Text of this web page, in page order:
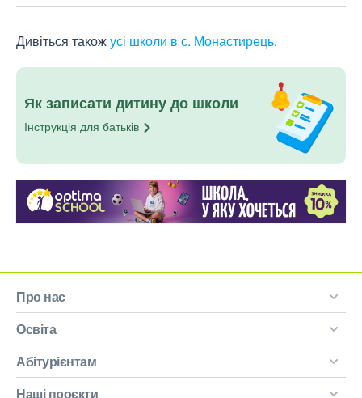
Дивіться такожусі школи в с. Монастирець.
Як записати дитину до школи
Інструкція для батьків
Про нас
Освіта
Абітурієнтам
Наші проєкти